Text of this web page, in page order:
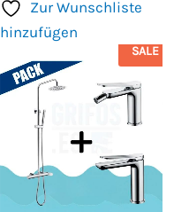
Zur Wunschliste
hinzufügen
SALE